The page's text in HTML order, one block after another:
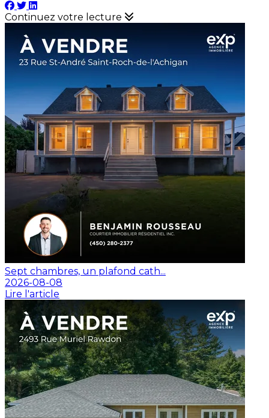
Continuez votre lecture
Sept chambres, un plafond cath...
2026-08-08
Lire l'article